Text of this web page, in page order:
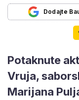
Dodajte
Potaknute
Vruja,
Marijana